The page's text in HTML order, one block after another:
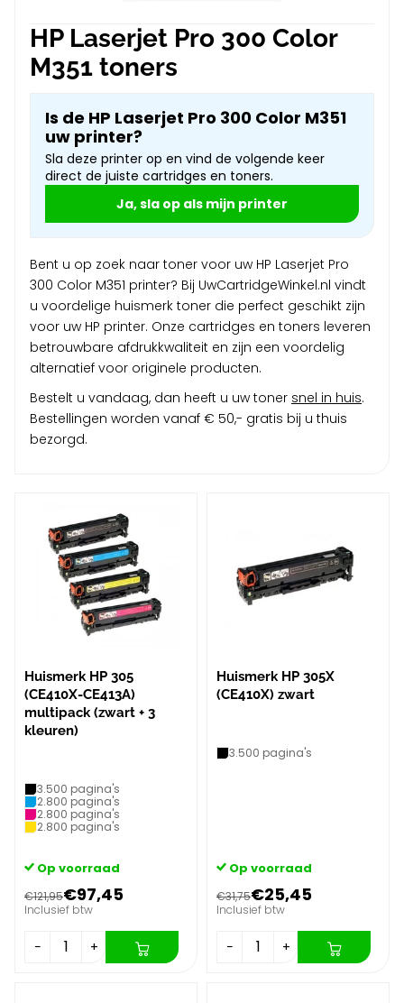
HP Laserjet Pro 300 Color
M351 toners
Is de HP Laserjet Pro 300 Color M351
uw printer?
Sla deze printer op en vind de volgende keer
direct de juiste cartridges en toners.
Ja, sla op als mijn printer
Bent u op zoek naar toner voor uw HP Laserjet Pro
300 Color M351 printer? Bij UwCartridgeWinkel.nl vindt
u voordelige huismerk toner die perfect geschikt zijn
voor uw HP printer. Onze cartridges en toners leveren
betrouwbare afdrukkwaliteit en zijn een voordelig
alternatief voor originele producten.
Bestelt u vandaag, dan heeft u uw toner snel in huis.
Bestellingen worden vanaf € 50,- gratis bij u thuis
bezorgd.
Huismerk HP 305
(CE410X-CE413A)
multipack (zwart + 3
kleuren)
3.500 pagina's
2.800 pagina's
2.800 pagina's
2.800 pagina's
Op voorraad
€121,95€97,45
Inclusief btw
− +
Huismerk HP 305X
(CE410X) zwart
3.500 pagina's
Op voorraad
€31,75€25,45
Inclusief btw
− +